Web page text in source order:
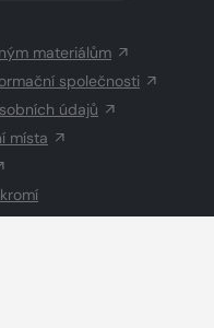
materiálům
společnosti
údajů
místa